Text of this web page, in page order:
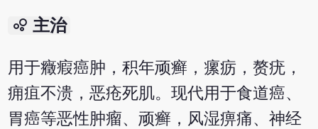
bubble_chart 主治
用于癥瘕癌肿，积年顽癣，瘰疬，赘疣，
痈疽不溃，恶疮死肌。现代用于食道癌、
胃癌等恶性肿瘤、顽癣，风湿痹痛、神经